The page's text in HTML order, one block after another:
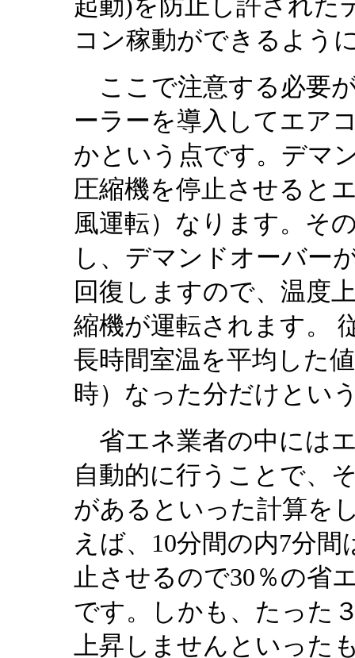
起動)を防止し許された
コン稼動ができるよう
ここで注意する必要
ーラーを導入してエア
かという点です。デマ
圧縮機を停止させると
風運転）なります。そ
し、デマンドオーバー
回復しますので、温度
縮機が運転されます。
長時間室温を平均した
時）なった分だけとい
省エネ業者の中には
自動的に行うことで、
があるといった計算を
えば、10分間の内7分
止させるので30％の省
です。しかも、たった
上昇しませんといった